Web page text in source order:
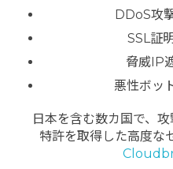
DDoS攻
SSL証
脅威IP
悪性ボッ
日本を含む数カ国で、
特許を取得した高度な